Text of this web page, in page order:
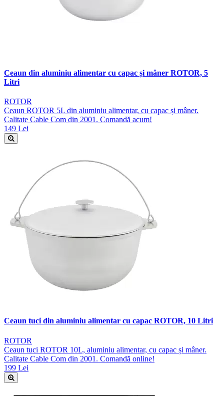
Ceaun din aluminiu alimentar cu capac și mâner ROTOR, 5
Litri
ROTOR
Ceaun ROTOR 5L din aluminiu alimentar, cu capac și mâner.
Calitate Cable Com din 2001. Comandă acum!
149 Lei
Ceaun tuci din aluminiu alimentar cu capac ROTOR, 10 Litri
ROTOR
Ceaun tuci ROTOR 10L, aluminiu alimentar, cu capac și mâner.
Calitate Cable Com din 2001. Comandă online!
199 Lei